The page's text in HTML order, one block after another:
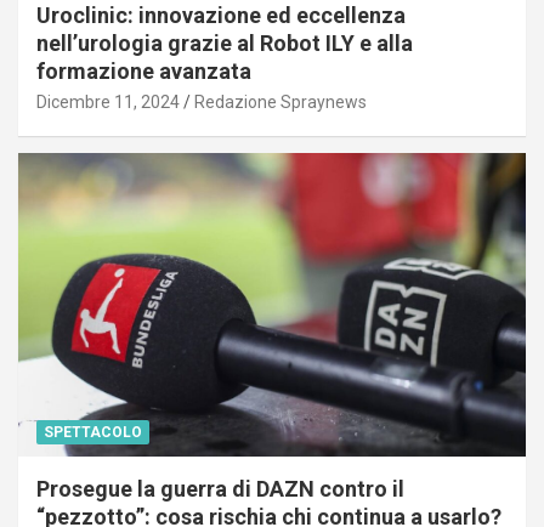
Uroclinic: innovazione ed eccellenza
nell’urologia grazie al Robot ILY e alla
formazione avanzata
Dicembre 11, 2024 Redazione Spraynews
SPETTACOLO
Prosegue la guerra di DAZN contro il
“pezzotto”: cosa rischia chi continua a usarlo?